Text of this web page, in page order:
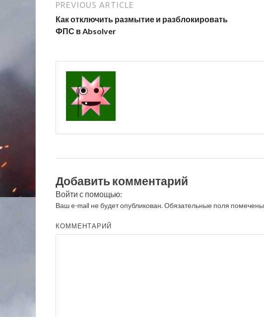
PREVIOUS ARTICLE
Как отключить размытие и разблокировать
ФПС в Absolver
Добавить комментарий
Войти с помощью:
Ваш e-mail не будет опубликован.Обязательные поля помечены
КОММЕНТАРИЙ